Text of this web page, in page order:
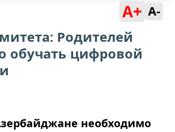
A+ A-
Родителей
обучать цифровой
необходимо